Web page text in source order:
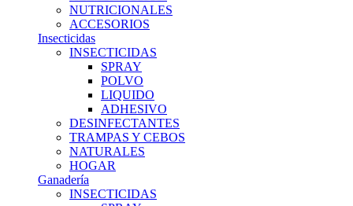
NUTRICIONALES
ACCESORIOS
Insecticidas
INSECTICIDAS
SPRAY
POLVO
LIQUIDO
ADHESIVO
DESINFECTANTES
TRAMPAS Y CEBOS
NATURALES
HOGAR
Ganadería
INSECTICIDAS